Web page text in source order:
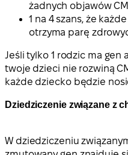
żadnych objawów
1 na 4 szans, że
otrzyma parę
Jeśli tylko 1 rodzic ma gen
twoje dzieci nie rozwiną
każde dziecko będzie
Dziedziczenie związane z
W dziedziczeniu